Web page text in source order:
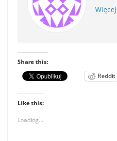
Share this:
Reddit
Like this:
Loading...